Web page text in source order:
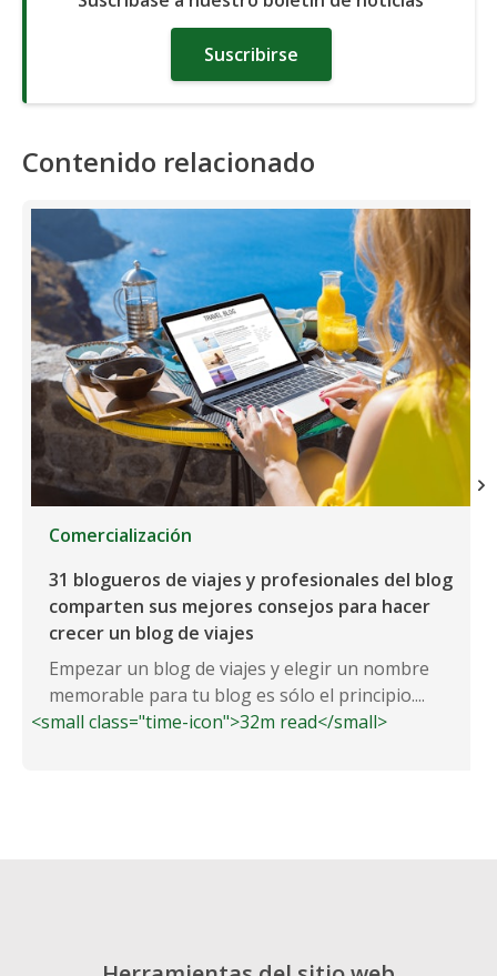
Suscribirse
Contenido relacionado
Comercialización
31 blogueros de viajes y profesionales del blog
comparten sus mejores consejos para hacer
crecer un blog de viajes
Empezar un blog de viajes y elegir un nombre
memorable para tu blog es sólo el principio....
<small class="time-icon">32m read</small>